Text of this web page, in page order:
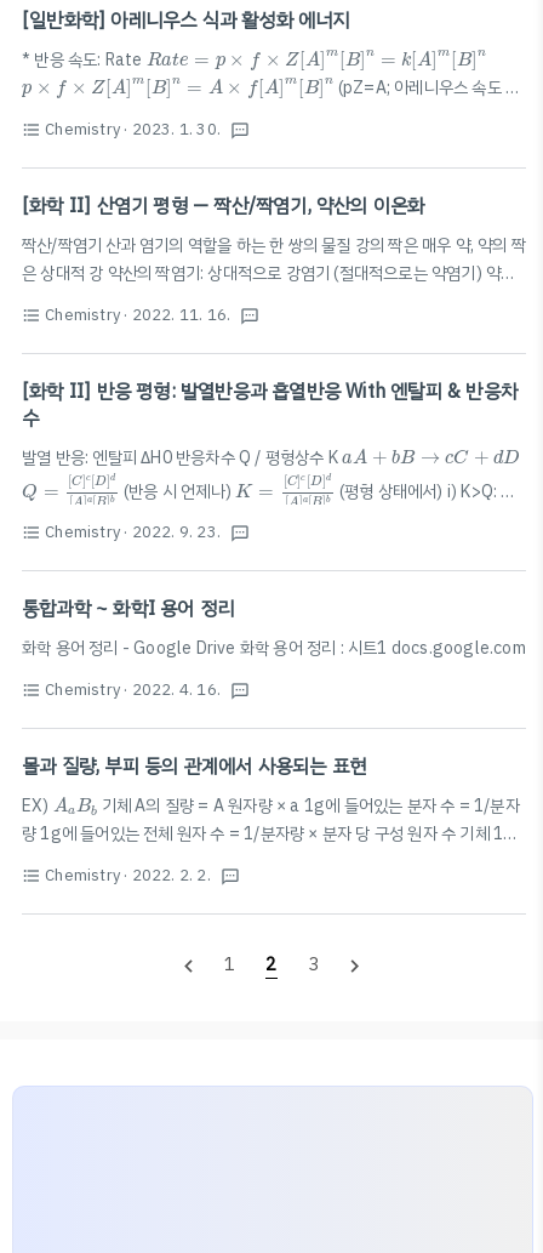
k 증가, 속도 증가 부촉매: 활성화 E 증가, k 감소, 속도 감소 반응물의 농도 반
유효 충돌 수 감소, 속도 감소
[일반화학] 아레니우스 식과 활성화 에너지
* 반응 속도: Rate Rate = p × f × Z[A]m [B]n = k[A]m [B]n
Rate ×f× Z[ A] m[ B]n=k[A m[B]n
p × f × Z[A]m [B]n = A × f[A]m [B]n
p ×f×Z[ A]m[B]n=A A ]m [B ]n
(pZ=A; 아레니우스 속도 상
수) 정리하면, 정말 중요한 아레니우스 식이 나온다.
k = A e− E a RT
format_list_bulleted Chemistry · 2023. 1. 30. textsms
[화학 II] 산염기 평형 — 짝산/짝염기, 약산의 이온화
짝산/짝염기 산과 염기의 역할을 하는 한 쌍의 물질 강의 짝은 매우 약, 약의 짝
은 상대적 강 약산의 짝염기: 상대적으로 강염기 (절대적으로는 약염기) 약염
산의 짝염기: 매우 약염기 💡Tip💡 산의 짝염기는
수 있다. 염기의 짝산은H+
H+를 하나 추가하면 구할 수 있다. —
https://ywpop.tistory.com/2700 짝산, 짝염기, 짝 산-염기 쌍
(conjugate acid-base pair) ★ 짝산, 짝염기, 짝 산-염기 쌍(conjugate
- ▶ 참고: 산..
format_list_bulleted Chemistry · 2022. 11. 16. textsms
[화학 II] 반응 평형: 발열반응과 흡열반응 With 엔탈피 & 반응차
수
발열 반응: 엔탈피 ΔH0 반응차수 Q / 평형상수 KaA + bB → cC + dD
a A b B→ C +dD
Q = [C] c [D ]d
[ A]a[ B]b
Q=[ C]c[D]d[ A]a[B]b
(반응 시 언제나)K = C]c D d
[ A]a[ B]b
K = C]c[D]d[A]a [ B]b
(평형 상태에서) i) K>Q: 정
반응 우세 ii) K=Q: 평형 iii) K
format_list_bulleted Chemistry · 2022. 9. 23. textsms
통합과학 ~ 화학I 용어 정리
화학 용어 정리 - Google Drive 화학 용어 정리 : 시트1 docs.google.com
format_list_bulleted Chemistry · 2022. 4. 16. textsms
몰과 질량, 부피 등의 관계에서 사용되는 표현
EX) AaBb
Aa Bb 기체 A의 질량 = A 원자량 × a 1g에 들어있는 분자 수 = 1/분자
량 1g에 들어있는 전체 원자 수 = 1/분자량 × 분자 당 구성 원자 수 기체 1g
부피 = 1몰의 질량 × 1g의 부피 단위 질량당 부피 ∝ 1/분자량 단위 질량당
원자수 ∝ 1/분자량 × 분자당 원자수
format_list_bulleted Chemistry · 2022. 2. 2. textsms
navigate_before 1 2 3 navigate_next